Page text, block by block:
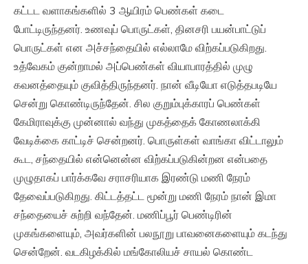
கட்டட வளாகங்களில் 3 ஆயிரம் பெண்கள் கடை
போட்டிருந்தனர். உணவுப் பொருட்கள், தினசரி பயன்பாட்டுப்
பொருட்கள் என அச்சந்தையில் எல்லாமே விற்கப்படுகிறது.
உத்வேகம் குன்றாமல் அப்பெண்கள் வியாபாரத்தில் முழு
கவனத்தையும் குவித்திருந்தனர். நான் வீடியோ எடுத்தபடியே
சென்று கொண்டிருந்தேன். சில குறும்புக்காரப் பெண்கள்
கேமிராவுக்கு முன்னால் வந்து முகத்தைக் கோணலாக்கி
வேடிக்கை காட்டிச் சென்றனர். பொருள்கள் வாங்கா விட்டாலும்
கூட, சந்தையில் என்னென்ன விற்கப்படுகின்றன என்பதை
முழுதாகப் பார்க்கவே சராசரியாக இரண்டு மணி நேரம்
தேவைப்படுகிறது. கிட்டத்தட்ட மூன்று மணி நேரம் நான் இமா
சந்தையைச் சுற்றி வந்தேன். மணிப்பூர் பெண்டிரின்
முகங்களையும், அவர்களின் பலநூறு பாவனைகளையும் கடந்து
சென்றேன். வடகிழக்கில் மங்கோலியச் சாயல் கொண்ட